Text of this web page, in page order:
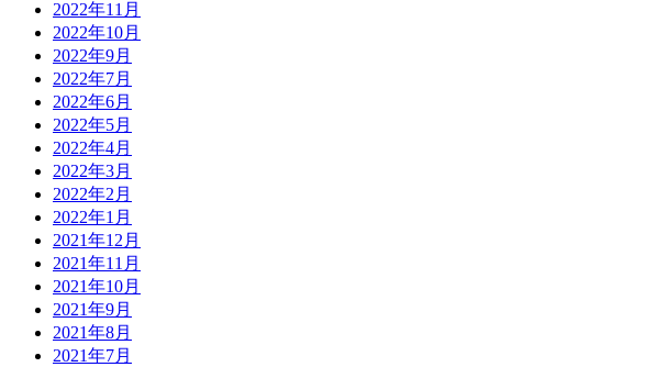
2022年11月
2022年10月
2022年9月
2022年7月
2022年6月
2022年5月
2022年4月
2022年3月
2022年2月
2022年1月
2021年12月
2021年11月
2021年10月
2021年9月
2021年8月
2021年7月